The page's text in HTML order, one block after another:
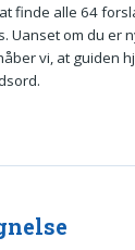
finde alle 64
Uanset om du er
vi, at guiden